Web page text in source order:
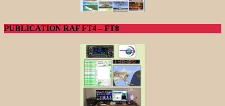
PUBLICATION RAF FT4 – FT8